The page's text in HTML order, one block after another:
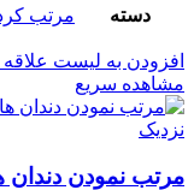
دسته مرتب
افزودن به لیست علاقه
مشاهده سریع
نزدیک
مرتب نمودن دندان